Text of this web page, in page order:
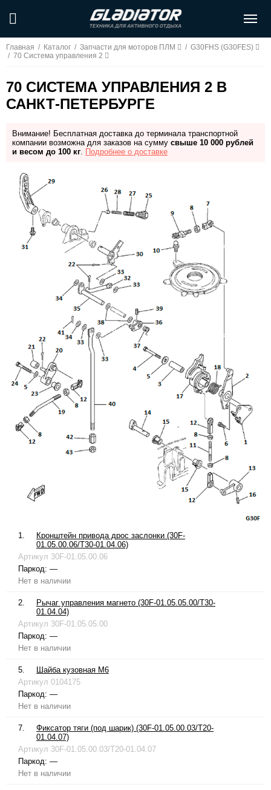
Главная / Каталог / Запчасти для моторов ПЛМ / G30FHS (G30FES)
/ 70 Система управления 2
70 СИСТЕМА УПРАВЛЕНИЯ 2 В
САНКТ-ПЕТЕРБУРГЕ
Внимание! Бесплатная доставка до терминала транспортной
компании возможна для заказов на сумму свыше 10 000 рублей
и весом до 100 кг. Подробнее о доставке
1.
Кронштейн привода дрос заслонки (30F-
01.05.00.06/T30-01.04.06)
Артикул 30F-01.05.00.06
Паркод: —
Нет в наличии
2.
Рычаг управления магнето (30F-01.05.05.00/T30-
01.04.04)
Артикул 30F-01.05.05.00
Паркод: —
Нет в наличии
5.
Шайба кузовная М6
Артикул 0104175
Паркод: —
Нет в наличии
7.
Фиксатор тяги (под шарик) (30F-01.05.00.03/T20-
01.04.07)
Артикул 30F-01.05.00.03/T20-01.04.07
Паркод: —
Нет в наличии